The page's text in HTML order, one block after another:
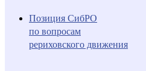
Позиция СибРО
по вопросам
рериховского движения